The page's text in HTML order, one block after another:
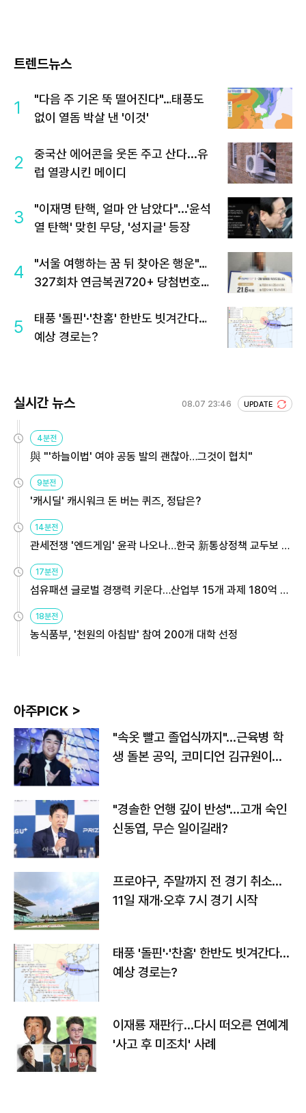
트렌드뉴스
1
"다음 주 기온 뚝 떨어진다"…태풍도
없이 열돔 박살 낸 '이것'
2
중국산 에어콘을 웃돈 주고 산다...유
럽 열광시킨 메이디
3
"이재명 탄핵, 얼마 안 남았다"...'윤석
열 탄핵' 맞힌 무당, '성지글' 등장
4
"서울 여행하는 꿈 뒤 찾아온 행운"…
327회차 연금복권720+ 당첨번호조
5
태풍 '돌핀'·'찬홈' 한반도 빗겨간다…
예상 경로는?
실시간 뉴스 08.07 23:46 UPDATE
4분전
與 "'하늘이법' 여야 공동 발의 괜찮아…그것이 협치"
9분전
'캐시딜' 캐시워크 돈 버는 퀴즈, 정답은?
14분전
관세전쟁 '엔드게임' 윤곽 나오나…한국 新통상정책 교두보 활
17분전
섬유패션 글로벌 경쟁력 키운다…산업부 15개 과제 180억 지
18분전
농식품부, '천원의 아침밥' 참여 200개 대학 선정
아주PICK >
"속옷 빨고 졸업식까지"…근육병 학
생 돌본 공익, 코미디언 김규원이었
"경솔한 언행 깊이 반성"…고개 숙인
신동엽, 무슨 일이길래?
프로야구, 주말까지 전 경기 취소…
11일 재개·오후 7시 경기 시작
태풍 '돌핀'·'찬홈' 한반도 빗겨간다…
예상 경로는?
이재룡 재판行…다시 떠오른 연예계
'사고 후 미조치' 사례